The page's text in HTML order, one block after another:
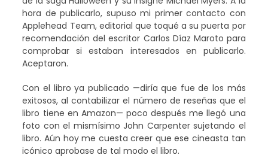
hora de publicarlo, supuso mi primer contacto con
Applehead Team, editorial que toqué a su puerta por
recomendación del escritor Carlos Díaz Maroto para
comprobar si estaban interesados en publicarlo.
Aceptaron.
Con el libro ya publicado —diría que fue de los más
exitosos, al contabilizar el número de reseñas que el
libro tiene en Amazon— poco después me llegó una
foto con el mismísimo John Carpenter sujetando el
libro. Aún hoy me cuesta creer que ese cineasta tan
icónico aprobase de tal modo el libro.